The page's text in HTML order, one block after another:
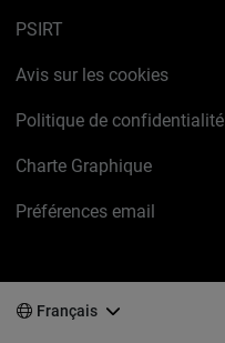
PSIRT
Avis sur les cookies
Politique de confidentialité
Charte Graphique
Préférences email
Français